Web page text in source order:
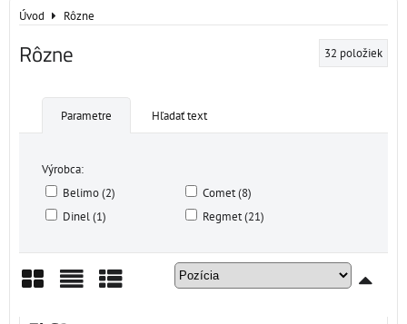
Úvod Rôzne
Rôzne 32 položiek
Parametre Hľadať text
Výrobca:
Belimo (2)
Comet (8)
Dinel (1)
Regmet (21)
Mriežka